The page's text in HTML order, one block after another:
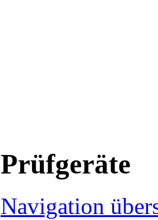
Prüfgeräte
Navigation